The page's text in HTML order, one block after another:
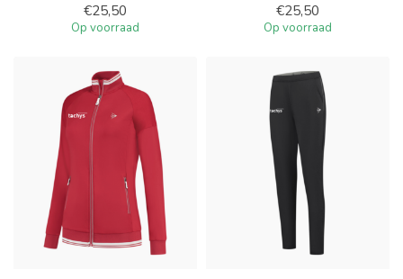
€25,50
Op voorraad
€25,50
Op voorraad